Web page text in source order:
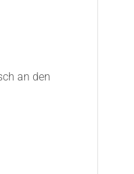
an den